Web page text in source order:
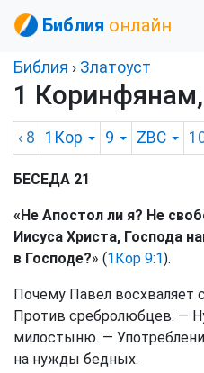
Библия онлайн
Библия › Златоуст
1
‹ 8 1Кор 9 ZBC
БЕСЕДА 21
«Не Апостол ли я? Не
Иисуса Христа, Господа
в Господе?» (1Кор 9:1).
Почему Павел восхваляет
Против сребролюбцев. —
милостыню. —
на нужды бедных.